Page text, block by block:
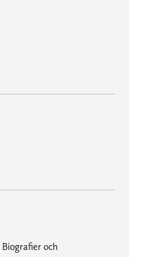
Biografier och